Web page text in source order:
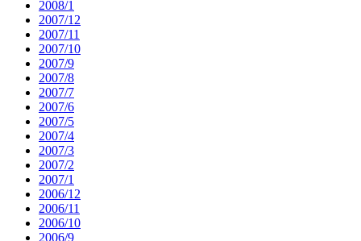
2008/1
2007/12
2007/11
2007/10
2007/9
2007/8
2007/7
2007/6
2007/5
2007/4
2007/3
2007/2
2007/1
2006/12
2006/11
2006/10
2006/9